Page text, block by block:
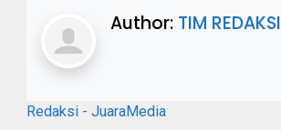
Author: TIM REDAKSI
Redaksi - JuaraMedia